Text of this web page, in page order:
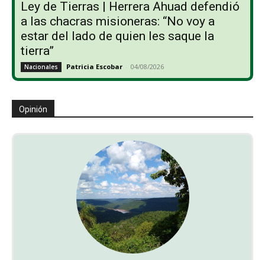
Ley de Tierras | Herrera Ahuad defendió
a las chacras misioneras: “No voy a
estar del lado de quien les saque la
tierra”
Nacionales Patricia Escobar - 04/08/2026
Opinión